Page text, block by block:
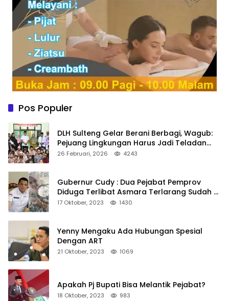
Pos Populer
DLH Sulteng Gelar Berani Berbagi, Wagub:
Pejuang Lingkungan Harus Jadi Teladan
Kepedulian
26 Februari, 2026 4243
Gubernur Cudy : Dua Pejabat Pemprov
Diduga Terlibat Asmara Terlarang Sudah di
Non Job
17 Oktober, 2023 1430
Yenny Mengaku Ada Hubungan Spesial
Dengan ART
21 Oktober, 2023 1069
Apakah Pj Bupati Bisa Melantik Pejabat?
18 Oktober, 2023 983